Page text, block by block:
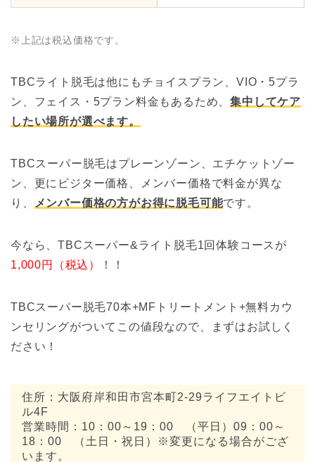
※上記は税込価格です。
TBCライト脱毛は他にもチョイスプラン、VIO・5プラ
ン、フェイス・5プラン料金もあるため、集中してケア
したい場所が選べます。
TBCスーパー脱毛はプレーンゾーン、エチケットゾー
ン、更にビジター価格、メンバー価格で料金が異な
り、
メンバー価格の方がお得に脱毛可能です。
今なら、TBCスーパー&ライト脱毛1回体験コースが
1,000円（税込）
！！
TBCスーパー脱毛70本+MFトリートメント+無料カウ
ンセリングがついてこの値段なので、まずはお試しく
ださい！
住所：大阪府岸和田市宮本町2-29ライフエイトビ
ル4F
営業時間：10：00～19：00 （平日）09：00～
18：00 （土日・祝日）※変更になる場合がござ
います。